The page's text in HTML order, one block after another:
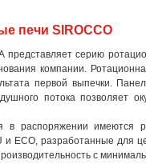
печи SIROCCO
представляет серию
компании.
первой выпечки.
потока позволяет
в распоряжении имеются
ECO, разработанные для
с